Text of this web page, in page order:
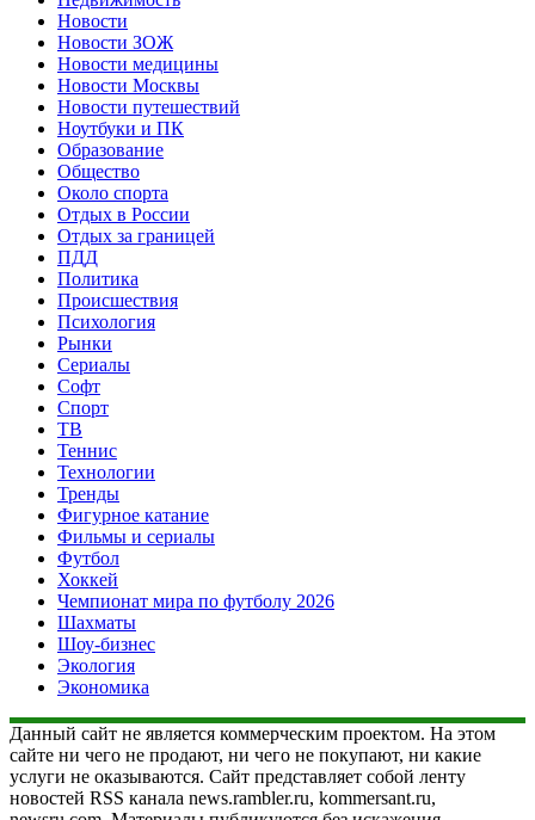
Новости
Новости ЗОЖ
Новости медицины
Новости Москвы
Новости путешествий
Ноутбуки и ПК
Образование
Общество
Около спорта
Отдых в России
Отдых за границей
ПДД
Политика
Происшествия
Психология
Рынки
Сериалы
Софт
Спорт
ТВ
Теннис
Технологии
Тренды
Фигурное катание
Фильмы и сериалы
Футбол
Хоккей
Чемпионат мира по футболу 2026
Шахматы
Шоу-бизнес
Экология
Экономика
Данный сайт не является коммерческим проектом. На этом
сайте ни чего не продают, ни чего не покупают, ни какие
услуги не оказываются. Сайт представляет собой ленту
новостей RSS канала news.rambler.ru, kommersant.ru,